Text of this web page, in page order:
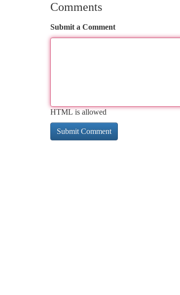
Comments
Submit a Comment
HTML is allowed